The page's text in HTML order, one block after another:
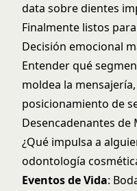
data sobre dientes
Finalmente listos
Decisión emocional
Entender qué
moldea la
posicionamiento de
Desencadenantes de
¿Qué impulsa a
odontología
Eventos de Vida: